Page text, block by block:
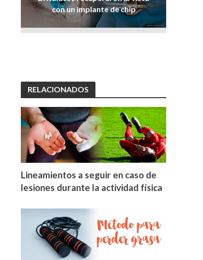
con un implante de chip
RELACIONADOS
Lineamientos a seguir en caso de
lesiones durante la actividad física